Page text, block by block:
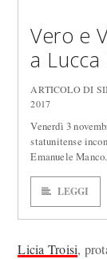
Vero e
a Lucca
ARTICOLO DI
2017
Venerdì 3
statunitense
Emanuele Manco.
LEGGI
Licia Troisi,